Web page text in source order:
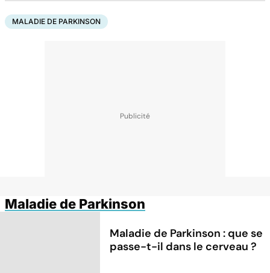
MALADIE DE PARKINSON
Maladie de Parkinson
Maladie de Parkinson : que se
passe-t-il dans le cerveau ?